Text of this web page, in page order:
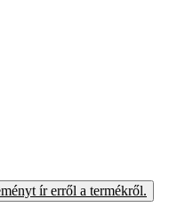
ír erről a termékről.